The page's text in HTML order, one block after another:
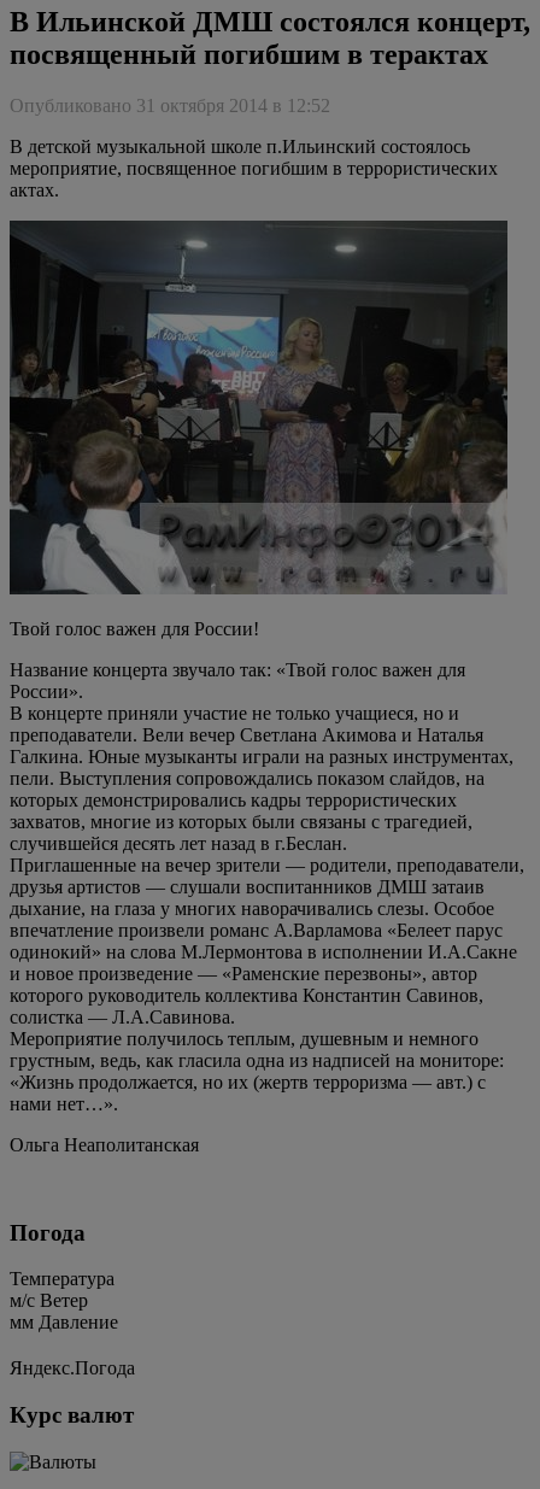
В Ильинской ДМШ состоялся концерт,
посвященный погибшим в терактах
Опубликовано 31 октября 2014 в 12:52
В детской музыкальной школе п.Ильинский состоялось
мероприятие, посвященное погибшим в террористических
актах.
Твой голос важен для России!
Название концерта звучало так: «Твой голос важен для
России».
В концерте приняли участие не только учащиеся, но и
преподаватели. Вели вечер Светлана Акимова и Наталья
Галкина. Юные музыканты играли на разных инструментах,
пели. Выступления сопровождались показом слайдов, на
которых демонстрировались кадры террористических
захватов, многие из которых были связаны с трагедией,
случившейся десять лет назад в г.Беслан.
Приглашенные на вечер зрители — родители, преподаватели,
друзья артистов — слушали воспитанников ДМШ затаив
дыхание, на глаза у многих наворачивались слезы. Особое
впечатление произвели романс А.Варламова «Белеет парус
одинокий» на слова М.Лермонтова в исполнении И.А.Сакне
и новое произведение — «Раменские перезвоны», автор
которого руководитель коллектива Константин Савинов,
солистка — Л.А.Савинова.
Мероприятие получилось теплым, душевным и немного
грустным, ведь, как гласила одна из надписей на мониторе:
«Жизнь продолжается, но их (жертв терроризма — авт.) с
нами нет…».
Ольга Неаполитанская
Погода
Температура
м/c Ветер
мм Давление
Яндекс.Погода
Курс валют